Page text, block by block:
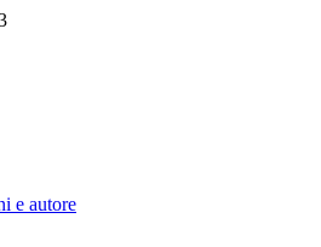
e autore